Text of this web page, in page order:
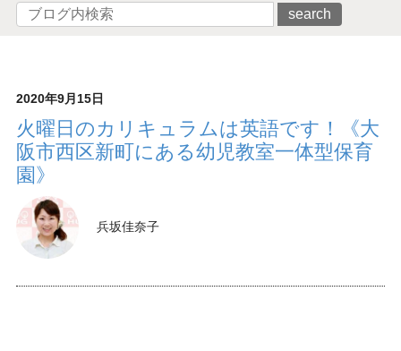
search
2020年9月15日
火曜日のカリキュラムは英語です！《大
阪市西区新町にある幼児教室一体型保育
園》
兵坂佳奈子